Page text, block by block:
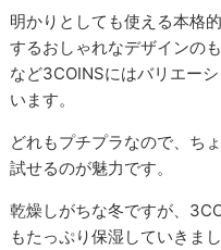
明かりとしても使える本格
するおしゃれなデザインの
など3COINSにはバリエー
います。
どれもプチプラなので、ち
試せるのが魅力です。
乾燥しがちな冬ですが、
もたっぷり保湿していきま